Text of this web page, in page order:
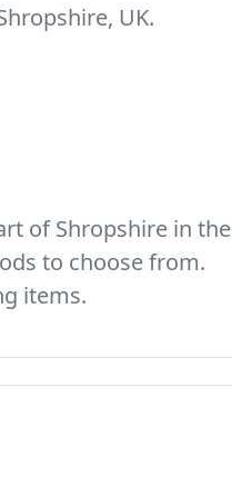
UK.
of Shropshire in the
to choose from.
items.